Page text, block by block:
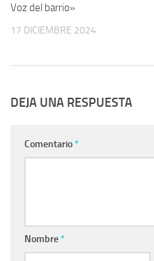
Voz del barrio»
17 DICIEMBRE 2024
DEJA UNA RESPUESTA
Comentario*
Nombre*